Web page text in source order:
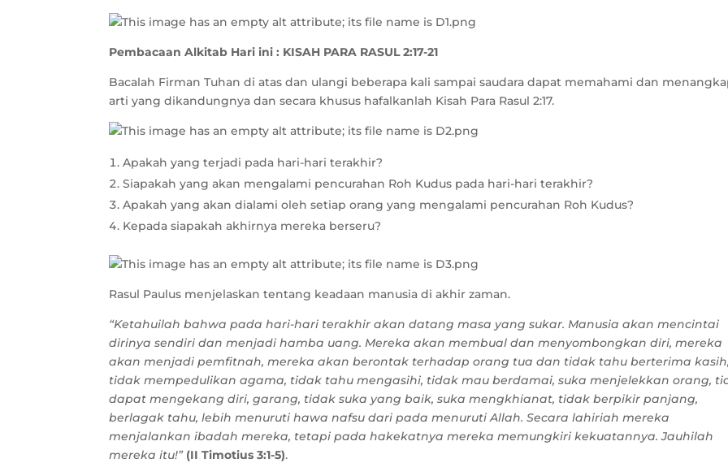
Pembacaan Alkitab Hari ini : KISAH PARA RASUL 2:17-21
Bacalah Firman Tuhan di atas dan ulangi beberapa kali sampai saudara dapat memahami dan
arti yang dikandungnya dan secara khusus hafalkanlah Kisah Para Rasul 2:17.
Apakah yang terjadi pada hari-hari terakhir?
Siapakah yang akan mengalami pencurahan Roh Kudus pada hari-hari terakhir?
Apakah yang akan dialami oleh setiap orang yang mengalami pencurahan Roh Kudus?
Kepada siapakah akhirnya mereka berseru?
Rasul Paulus menjelaskan tentang keadaan manusia di akhir zaman.
“Ketahuilah bahwa pada hari-hari terakhir akan datang masa yang sukar. Manusia akan mencintai
dirinya sendiri dan menjadi hamba uang. Mereka akan membual dan menyombongkan diri, mereka
akan menjadi pemfitnah, mereka akan berontak terhadap orang tua dan tidak tahu berterima kasih,
tidak mempedulikan agama, tidak tahu mengasihi, tidak mau berdamai, suka menjelekkan orang,
dapat mengekang diri, garang, tidak suka yang baik, suka mengkhianat, tidak berpikir panjang,
berlagak tahu, lebih menuruti hawa nafsu dari pada menuruti Allah. Secara lahiriah mereka
menjalankan ibadah mereka, tetapi pada hakekatnya mereka memungkiri kekuatannya. Jauhilah
mereka itu!” (II Timotius 3:1-5).